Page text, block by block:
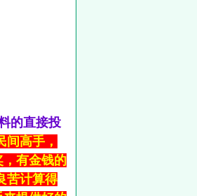
的直接投
间高手，
有金钱的
苦计算得